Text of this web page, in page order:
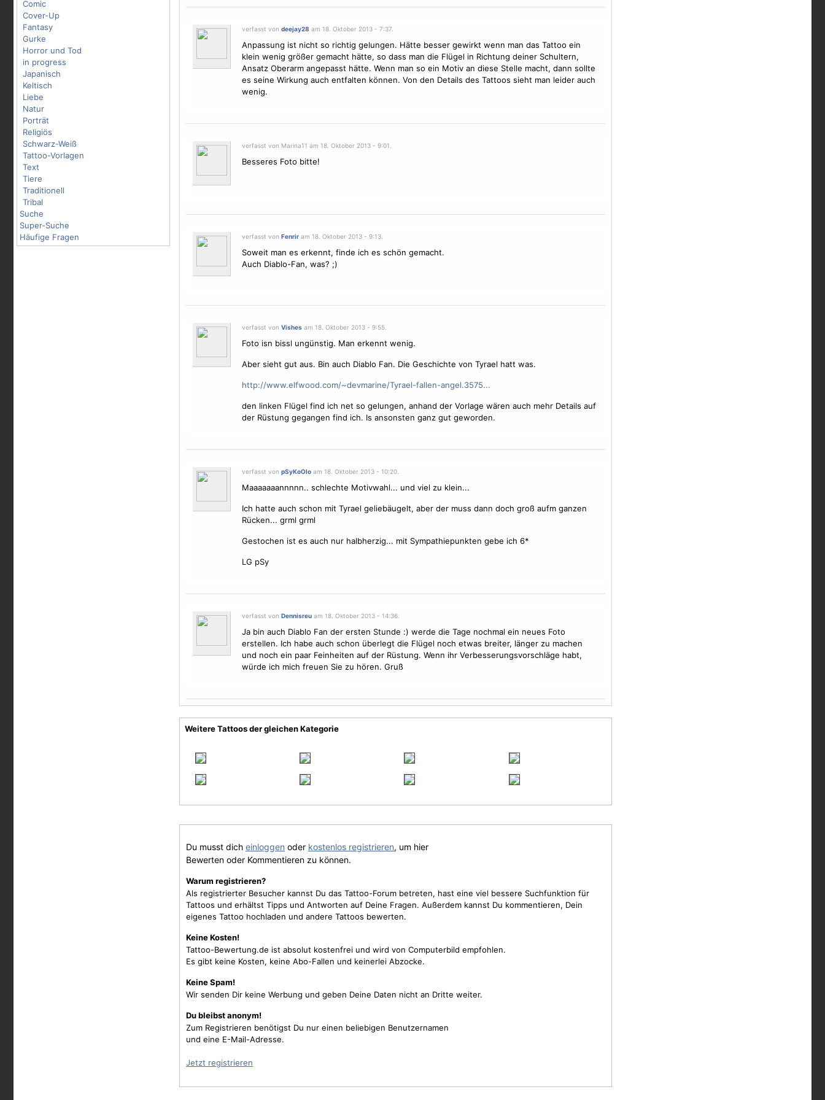
Comic
Cover-Up
Fantasy
Gurke
Horror und Tod
in progress
Japanisch
Keltisch
Liebe
Natur
Porträt
Religiös
Schwarz-Weiß
Tattoo-Vorlagen
Text
Tiere
Traditionell
Tribal
Suche
Super-Suche
Häufige Fragen
verfasst von deejay28 am 18. Oktober 2013 - 7:37.
Anpassung ist nicht so richtig gelungen. Hätte besser gewirkt wenn man das Tattoo ein
klein wenig größer gemacht hätte, so dass man die Flügel in Richtung deiner Schultern,
Ansatz Oberarm angepasst hätte. Wenn man so ein Motivan diese Stelle macht, dann sollte
es seine Wirkung auch entfalten können. Von den Details des Tattoos sieht man leider auch
wenig.
verfasst von Marina11 am 18. Oktober 2013 - 9:01.
Besseres Foto bitte!
verfasst von Fenriram 18. Oktober 2013 - 9:13.
Soweit man es erkennt, finde ich es schön gemacht.
Auch Diablo-Fan, was? ;)
verfasst von Vishesam 18. Oktober 2013 - 9:55.
Foto isn bissl ungünstig. Man erkennt wenig.
Aber sieht gut aus. Bin auch Diablo Fan. Die Geschichte von Tyrael hatt was.
http://www.elfwood.com/~devmarine/Tyrael-fallen-angel.3575...
den linken Flügel find ich net so gelungen, anhand der Vorlage wären auch mehr Details auf
der Rüstung gegangen find ich. Is ansonsten ganz gut geworden.
verfasst von pSyKoOloam 18. Oktober 2013 - 10:20.
Maaaaaaannnnn.. schlechte Motivwahl... und viel zu klein...
Ich hatte auch schon mit Tyrael geliebäugelt, aber der muss dann doch groß aufm ganzen
Rücken... grml grml
Gestochen ist es auch nur halbherzig... mit Sympathiepunkten gebe ich 6*
LG pSy
verfasst von Dennisreuam 18. Oktober 2013 - 14:36.
Ja bin auch Diablo Fan der ersten Stunde :) werde die Tage nochmal ein neues Foto
erstellen. Ich habe auch schon überlegt die Flügel noch etwas breiter, länger zu machen
und noch ein paar Feinheiten auf der Rüstung. Wenn ihr Verbesserungsvorschläge habt,
würde ich mich freuen Sie zu hören. Gruß
Weitere Tattoos der gleichen Kategorie
Du musst dich einloggen oder kostenlos registrieren, um hier
Bewerten oder Kommentieren zu können.
Warum registrieren?
Als registrierter Besucher kannst Du das Tattoo-Forum betreten, hast eine viel bessere Suchfunktion für
Tattoos und erhältst Tipps und Antworten auf Deine Fragen. Außerdem kannst Du kommentieren, Dein
eigenes Tattoo hochladen und andere Tattoos bewerten.
Keine Kosten!
Tattoo-Bewertung.de ist absolut kostenfrei und wird von Computerbild empfohlen.
Es gibt keine Kosten, keine Abo-Fallen und keinerlei Abzocke.
Keine Spam!
Wir senden Dir keine Werbung und geben Deine Daten nicht an Dritte weiter.
Du bleibst anonym!
Zum Registrieren benötigst Du nur einen beliebigen Benutzernamen
und eine E-Mail-Adresse.
Jetzt registrieren